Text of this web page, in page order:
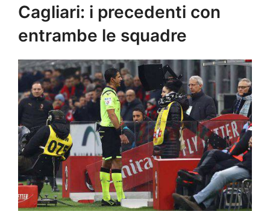
Cagliari: i precedenti con
entrambe le squadre